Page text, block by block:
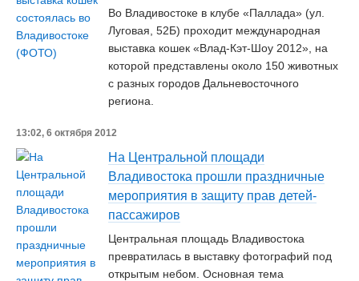
Во Владивостоке в клубе «Паллада» (ул.
Луговая, 52Б) проходит международная
выставка кошек «Влад-Кэт-Шоу 2012», на
которой представлены около 150 животных
с разных городов Дальневосточного
региона.
13:02, 6 октября 2012
На Центральной площади
Владивостока прошли праздничные
мероприятия в защиту прав детей-
пассажиров
Центральная площадь Владивостока
превратилась в выставку фотографий под
открытым небом. Основная тема